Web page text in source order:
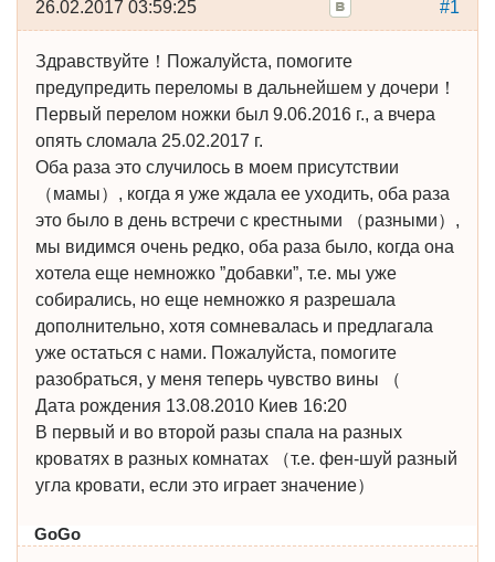
#1
26.02.2017 03:59:25
Здравствуйте！Пожалуйста, помогите
предупредить переломы в дальнейшем у дочери！
Первый перелом ножки был 9.06.2016 г., а вчера
опять сломала 25.02.2017 г.
Оба раза это случилось в моем присутствии
（мамы）, когда я уже ждала ее уходить, оба раза
это было в день встречи с крестными （разными）,
мы видимся очень редко, оба раза было, когда она
хотела еще немножко ”добавки”, т.е. мы уже
собирались, но еще немножко я разрешала
дополнительно, хотя сомневалась и предлагала
уже остаться с нами. Пожалуйста, помогите
разобраться, у меня теперь чувство вины （
Дата рождения 13.08.2010 Киев 16:20
В первый и во второй разы спала на разных
кроватях в разных комнатах （т.е. фен-шуй разный
угла кровати, если это играет значение）
GoGo